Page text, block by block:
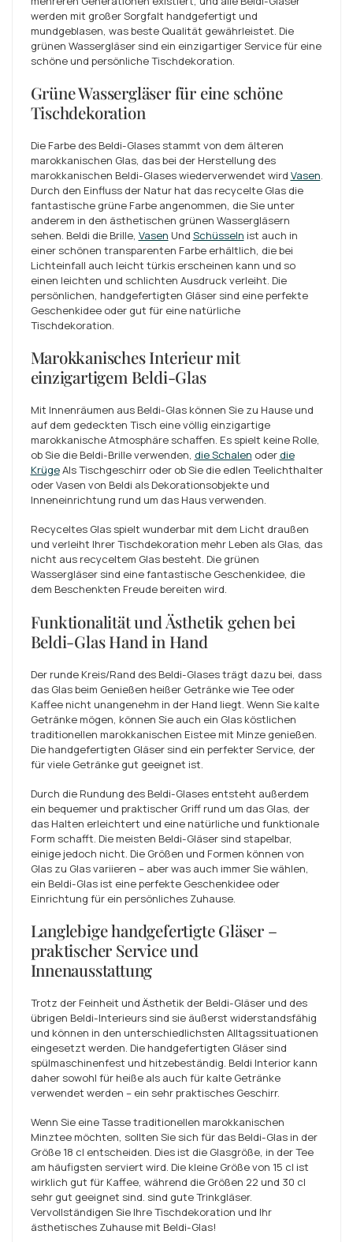
werden mit großer Sorgfalt handgefertigt und
mundgeblasen, was beste Qualität gewährleistet. Die
grünen Wassergläser sind ein einzigartiger Service für eine
schöne und persönliche Tischdekoration.
Grüne Wassergläser für eine schöne
Tischdekoration
Die Farbe des Beldi-Glases stammt von dem älteren
marokkanischen Glas, das bei der Herstellung des
marokkanischen Beldi-Glases wiederverwendet wird Vasen.
Durch den Einfluss der Natur hat das recycelte Glas die
fantastische grüne Farbe angenommen, die Sie unter
anderem in den ästhetischen grünen Wassergläsern
sehen. Beldi die Brille, Vasen Und Schüsseln ist auch in
einer schönen transparenten Farbe erhältlich, die bei
Lichteinfall auch leicht türkis erscheinen kann und so
einen leichten und schlichten Ausdruck verleiht. Die
persönlichen, handgefertigten Gläser sind eine perfekte
Geschenkidee oder gut für eine natürliche
Tischdekoration.
Marokkanisches Interieur mit
einzigartigem Beldi-Glas
Mit Innenräumen aus Beldi-Glas können Sie zu Hause und
auf dem gedeckten Tisch eine völlig einzigartige
marokkanische Atmosphäre schaffen. Es spielt keine Rolle,
ob Sie die Beldi-Brille verwenden, die Schalen oder die
KrügeAls Tischgeschirr oder ob Sie die edlen Teelichthalter
oder Vasen von Beldi als Dekorationsobjekte und
Inneneinrichtung rund um das Haus verwenden.
Recyceltes Glas spielt wunderbar mit dem Licht draußen
und verleiht Ihrer Tischdekoration mehr Leben als Glas, das
nicht aus recyceltem Glas besteht. Die grünen
Wassergläser sind eine fantastische Geschenkidee, die
dem Beschenkten Freude bereiten wird.
Funktionalität und Ästhetik gehen bei
Beldi-Glas Hand in Hand
Der runde Kreis/Rand des Beldi-Glases trägt dazu bei, dass
das Glas beim Genießen heißer Getränke wie Tee oder
Kaffee nicht unangenehm in der Hand liegt. Wenn Sie kalte
Getränke mögen, können Sie auch ein Glas köstlichen
traditionellen marokkanischen Eistee mit Minze genießen.
Die handgefertigten Gläser sind ein perfekter Service, der
für viele Getränke gut geeignet ist.
Durch die Rundung des Beldi-Glases entsteht außerdem
ein bequemer und praktischer Griff rund um das Glas, der
das Halten erleichtert und eine natürliche und funktionale
Form schafft. Die meisten Beldi-Gläser sind stapelbar,
einige jedoch nicht. Die Größen und Formen können von
Glas zu Glas variieren – aber was auch immer Sie wählen,
ein Beldi-Glas ist eine perfekte Geschenkidee oder
Einrichtung für ein persönliches Zuhause.
Langlebige handgefertigte Gläser –
praktischer Service und
Innenausstattung
Trotz der Feinheit und Ästhetik der Beldi-Gläser und des
übrigen Beldi-Interieurs sind sie äußerst widerstandsfähig
und können in den unterschiedlichsten Alltagssituationen
eingesetzt werden. Die handgefertigten Gläser sind
spülmaschinenfest und hitzebeständig. Beldi Interior kann
daher sowohl für heiße als auch für kalte Getränke
verwendet werden – ein sehr praktisches Geschirr.
Wenn Sie eine Tasse traditionellen marokkanischen
Minztee möchten, sollten Sie sich für das Beldi-Glas in der
Größe 18 cl entscheiden. Dies ist die Glasgröße, in der Tee
am häufigsten serviert wird. Die kleine Größe von 15 cl ist
wirklich gut für Kaffee, während die Größen 22 und 30 cl
sehr gut geeignet sind. sind gute Trinkgläser.
Vervollständigen Sie Ihre Tischdekoration und Ihr
ästhetisches Zuhause mit Beldi-Glas!